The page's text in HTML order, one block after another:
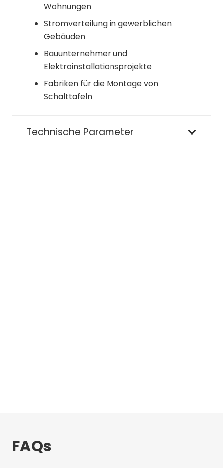
Wohnungen
Stromverteilung in gewerblichen
Gebäuden
Bauunternehmer und
Elektroinstallationsprojekte
Fabriken für die Montage von
Schalttafeln
Technische Parameter
FAQs